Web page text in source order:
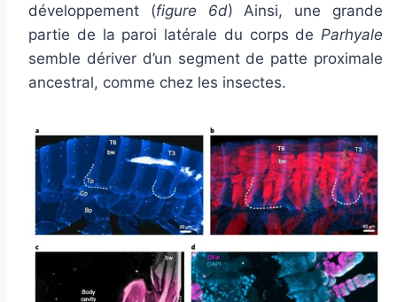
développement (figure 6d) Ainsi, une grande
partie de la paroi latérale du corps de Parhyale
semble dériver d’un segment de patte proximale
ancestral, comme chez les insectes.